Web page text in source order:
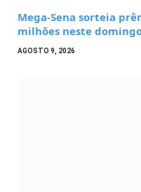
Mega-Sena sorteia
milhões neste
AGOSTO 9, 2026